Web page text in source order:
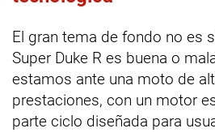
El gran tema de fondo no es
Super Duke R es buena o
estamos ante una moto de
prestaciones, con un motor
parte ciclo diseñada para